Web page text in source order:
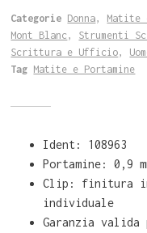
Categorie Donna, Matite
Mont Blanc, Strumenti
Scrittura e Ufficio,
Tag Matite e Portamine
Ident: 108963
Portamine: 0,9
Clip: finitura in
individuale
Garanzia valida